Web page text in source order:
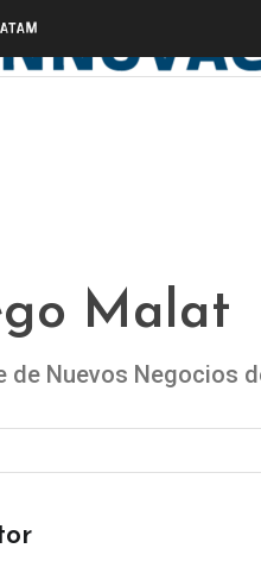
Malat
de Nuevos Negocios